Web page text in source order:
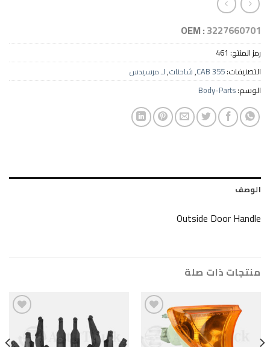
OEM :
CAB
,شاحنات,لـ مرسيدس
Body-
Outside
صلة
Add to wishlist
to wishlist